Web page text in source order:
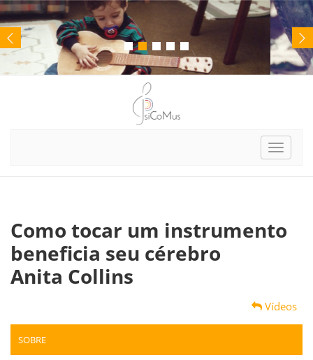
Toggle
Como tocar um instrumento
beneficia seu cérebro
Anita Collins
Vídeos
SOBRE